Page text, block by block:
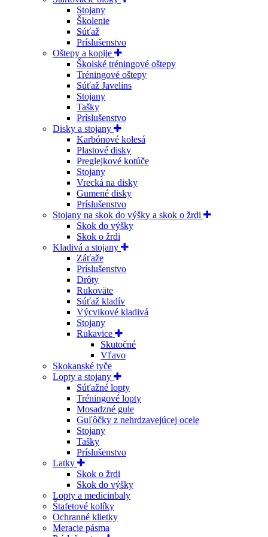
Stojany
Školenie
Súťaž
Príslušenstvo
Oštepy a kopije
Školské tréningové oštepy
Tréningové oštepy
Súťaž Javelins
Stojany
Tašky
Príslušenstvo
Disky a stojany
Karbónové kolesá
Plastové disky
Preglejkové kotúče
Stojany
Vrecká na disky
Gumené disky
Príslušenstvo
Stojany na skok do výšky a skok o žrdi
Skok do výšky
Skok o žrdi
Kladivá a stojany
Záťaže
Príslušenstvo
Drôty
Rukoväte
Súťaž kladív
Výcvikové kladivá
Stojany
Rukavice
Skutočné
Vľavo
Skokanské tyče
Lopty a stojany
Súťažné lopty
Tréningové lopty
Mosadzné gule
Guľôčky z nehrdzavejúcej ocele
Stojany
Tašky
Príslušenstvo
Latky
Skok o žrdi
Skok do výšky
Lopty a medicinbaly
Štafetové kolíky
Ochranné klietky
Meracie pásma